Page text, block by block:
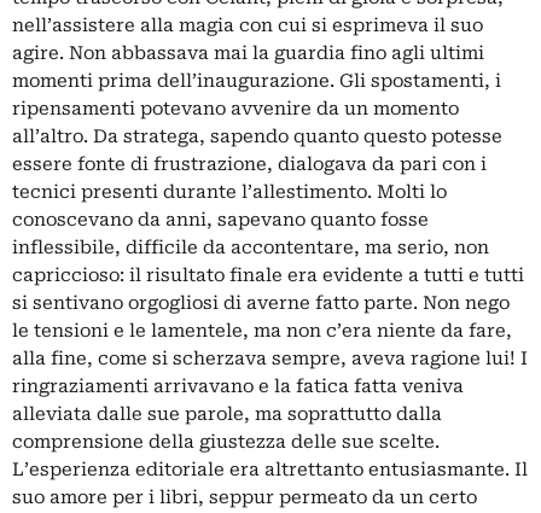
nell’assistere alla magia con cui si esprimeva il suo
agire. Non abbassava mai la guardia fino agli ultimi
momenti prima dell’inaugurazione. Gli spostamenti, i
ripensamenti potevano avvenire da un momento
all’altro. Da stratega, sapendo quanto questo potesse
essere fonte di frustrazione, dialogava da pari con i
tecnici presenti durante l’allestimento. Molti lo
conoscevano da anni, sapevano quanto fosse
inflessibile, difficile da accontentare, ma serio, non
capriccioso: il risultato finale era evidente a tutti e tutti
si sentivano orgogliosi di averne fatto parte. Non nego
le tensioni e le lamentele, ma non c’era niente da fare,
alla fine, come si scherzava sempre, aveva ragione lui! I
ringraziamenti arrivavano e la fatica fatta veniva
alleviata dalle sue parole, ma soprattutto dalla
comprensione della giustezza delle sue scelte.
L’esperienza editoriale era altrettanto entusiasmante. Il
suo amore per i libri, seppur permeato da un certo